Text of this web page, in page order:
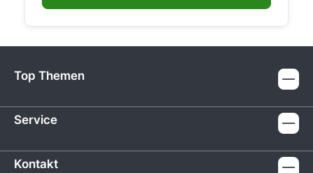
Top Themen
Service
Kontakt